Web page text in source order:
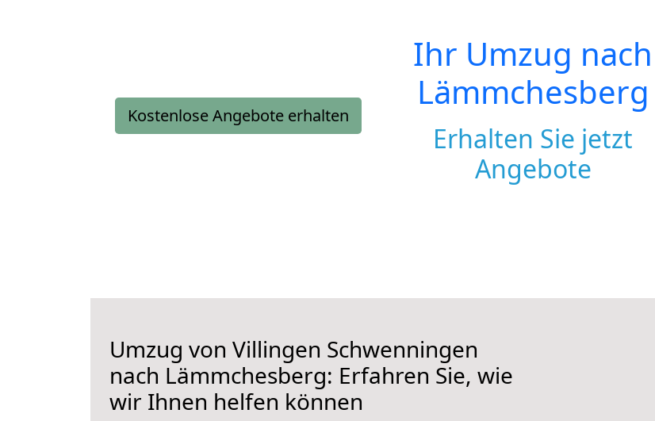
Kostenlose Angebote erhalten
Ihr Umzug nach
Lämmchesberg
Erhalten Sie jetzt
Angebote
Umzug von Villingen Schwenningen
nach Lämmchesberg: Erfahren Sie, wie
wir Ihnen helfen können